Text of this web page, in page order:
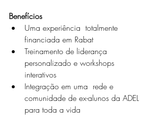
Benefícios
Uma experiência  totalmente
financiada em Rabat
Treinamento de liderança
personalizado e workshops
interativos
Integração em uma  rede e
comunidade de ex-alunos da ADEL
para toda a vida